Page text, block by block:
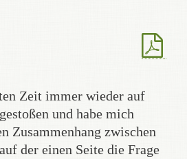
Zeit immer wieder auf
und habe mich
Zusammenhang zwischen
der einen Seite die Frage